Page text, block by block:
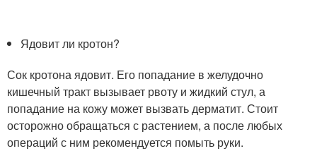
Ядовит ли кротон?
Сок кротона ядовит. Его попадание в желудочно
кишечный тракт вызывает рвоту и жидкий стул, а
попадание на кожу может вызвать дерматит. Стоит
осторожно обращаться с растением, а после любых
операций с ним рекомендуется помыть руки.